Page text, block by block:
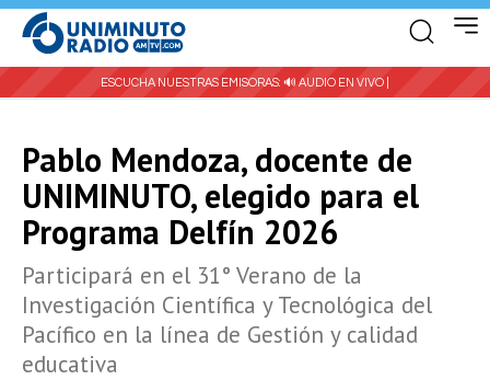
ESCUCHA NUESTRAS EMISORAS: 🔊 AUDIO EN VIVO |
Pablo Mendoza, docente de
UNIMINUTO, elegido para el
Programa Delfín 2026
Participará en el 31° Verano de la
Investigación Científica y Tecnológica del
Pacífico en la línea de Gestión y calidad
educativa